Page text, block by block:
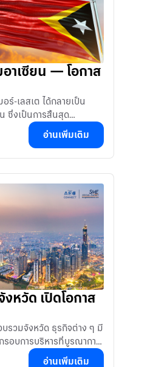
อาเซียน — โอกาส
-เลสเต ได้กลายเป็น
ซึ่งเป็นการสิ้นสุด
ผู้สังเกตการณ์ในปี 2565
อ่านเพิ่มเติม
งหวัด เปิดโอกาส
บรวมจังหวัด ธุรกิจต่าง ๆ มี
รอบการบริหารที่บูรณาการ
อ่านเพิ่มเติม